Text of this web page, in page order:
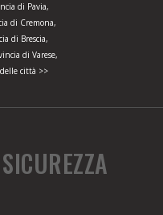
di Pavia,
di Cremona,
di Brescia,
di Varese,
città >>